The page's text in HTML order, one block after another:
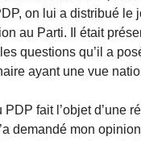
on lui a distribué le
au Parti. Il était
questions qu’il a
ayant une vue
fait l’objet d’une
demandé mon